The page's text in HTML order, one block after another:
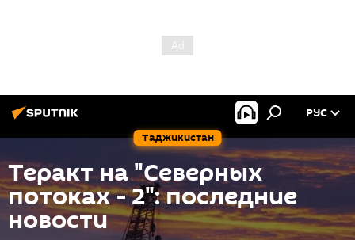
Таджикистан
РУС
Теракт на "Северных
потоках - 2": последние
новости